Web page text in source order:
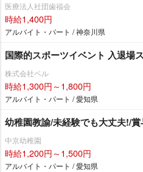
医療法人社団歯福会
時給1,400円
アルバイト・パート / 神奈川県
国際的スポーツイベント 入退場
株式会社ベル
時給1,300円～1,800円
アルバイト・パート / 愛知県
幼稚園教諭/未経験でも大丈夫!/
中京幼稚園
時給1,200円～1,500円
アルバイト・パート / 愛知県